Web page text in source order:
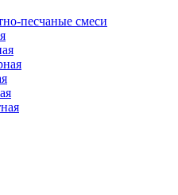
песчаные смеси